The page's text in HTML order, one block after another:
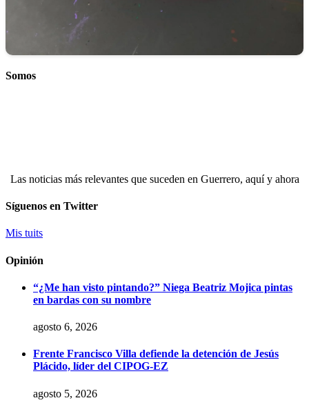
Somos
Las noticias más relevantes que suceden en Guerrero, aquí y ahora
Síguenos en Twitter
Mis tuits
Opinión
“¿Me han visto pintando?” Niega Beatriz Mojica pintas
en bardas con su nombre
agosto 6, 2026
Frente Francisco Villa defiende la detención de Jesús
Plácido, líder del CIPOG-EZ
agosto 5, 2026